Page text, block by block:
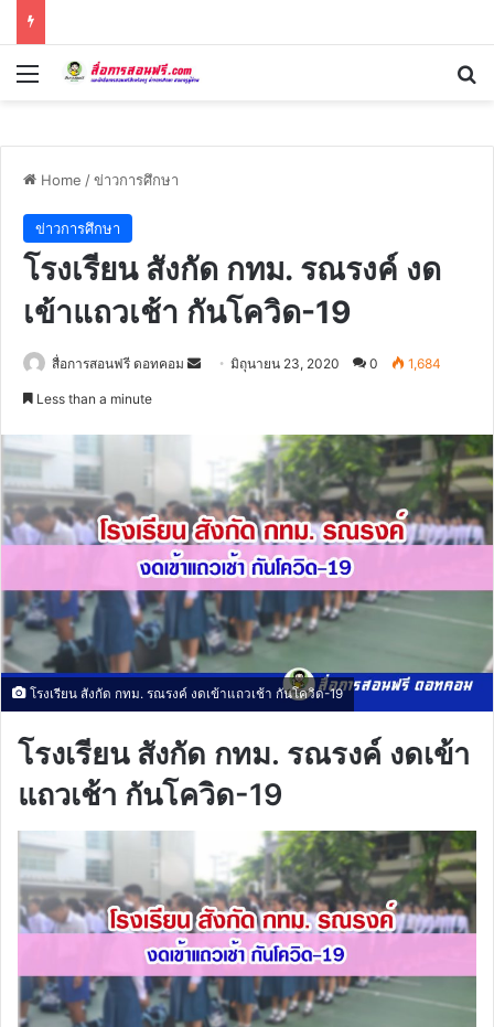
Menu
Home /ข่าวการศึกษา
ข่าวการศึกษา
โรงเรียน สังกัด กทม. รณรงค์ งด
เข้าแถวเช้า กันโควิด-19
สื่อการสอนฟรี ดอทคอม
Sendมิถุนายน 23, 2020 0 1,684
Less than a minute
โรงเรียน สังกัด กทม. รณรงค์ งดเข้าแถวเช้า กันโควิด-19
โรงเรียน สังกัด กทม. รณรงค์ งดเข้า
แถวเช้า กันโควิด-19